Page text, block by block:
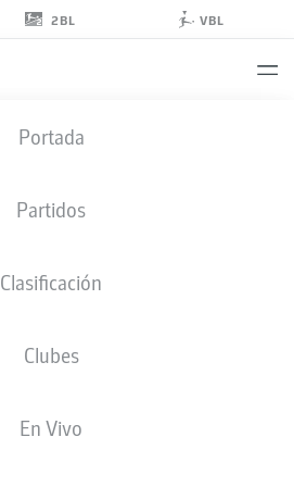
2BL VBL
Portada
Partidos
Clasificación
Clubes
En Vivo